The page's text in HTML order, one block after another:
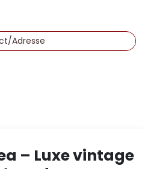
Adresse
– Luxe vintage